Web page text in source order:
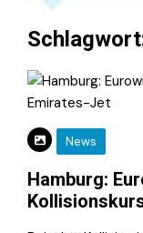
News
Hamburg: